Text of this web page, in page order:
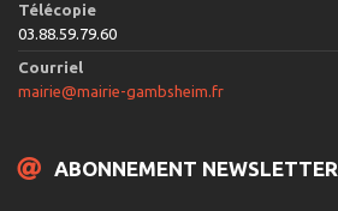
Télécopie
03.88.59.79.60
Courriel
mairie@mairie-gambsheim.fr
ABONNEMENT NEWSLETTER